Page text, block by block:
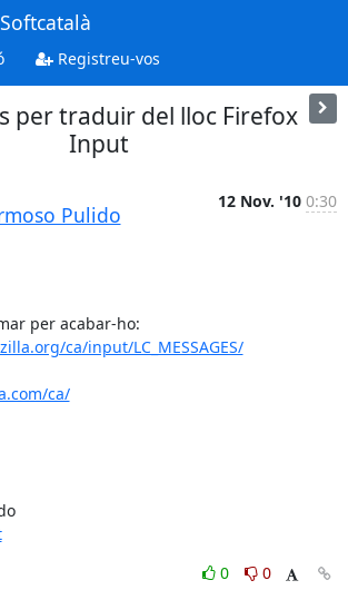
Registreu-vos
per traduir del lloc Firefox
Input
Pulido
12 Nov. '10 0:30
ca/input/LC_MESSAGES/
ca/
Toni Hermoso Pulido
0
0